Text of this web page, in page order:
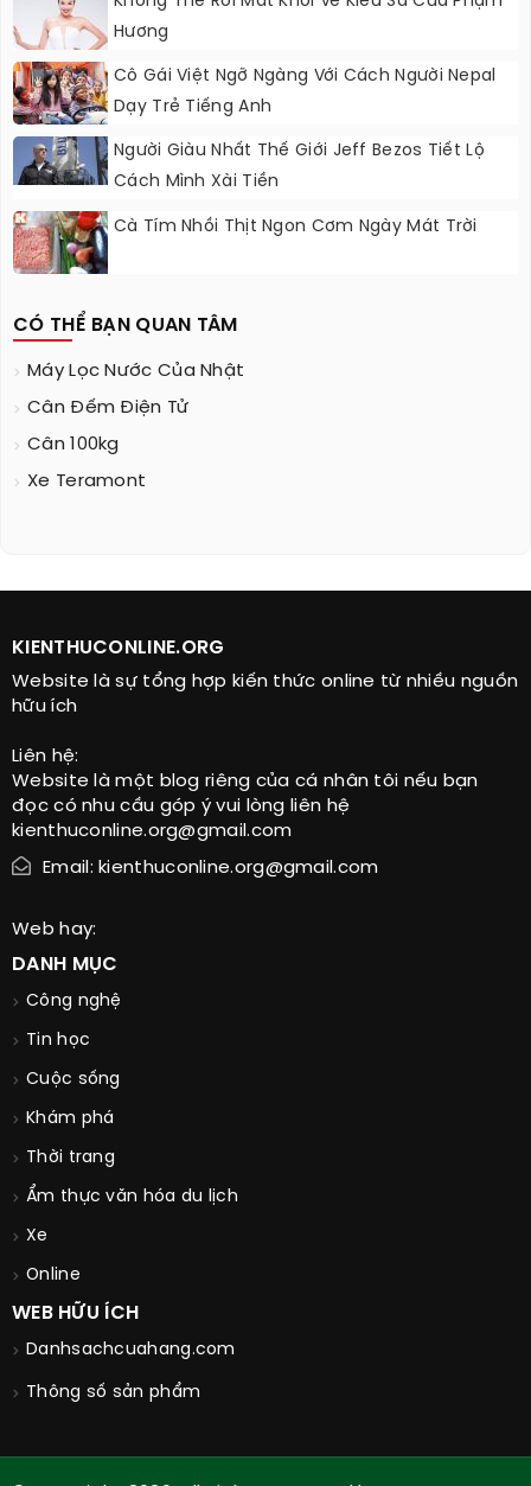
Hương
Cô Gái Việt Ngỡ Ngàng Với Cách Người Nepal
Dạy Trẻ Tiếng Anh
Người Giàu Nhất Thế Giới Jeff Bezos Tiết Lộ
Cách Mình Xài Tiền
Cà Tím Nhồi Thịt Ngon Cơm Ngày Mát Trời
CÓ THỂ BẠN QUAN TÂM
Máy Lọc Nước Của Nhật
Cân Đếm Điện Tử
Cân 100kg
Xe Teramont
KIENTHUCONLINE.ORG
Website là sự tổng hợp kiến thức online từ nhiều nguồn
hữu ích
Liên hệ:
Website là một blog riêng của cá nhân tôi nếu bạn
đọc có nhu cầu góp ý vui lòng liên hệ
kienthuconline.org@gmail.com
Email: kienthuconline.org@gmail.com
Web hay:
DANH MỤC
Công nghệ
Tin học
Cuộc sống
Khám phá
Thời trang
Ẩm thực văn hóa du lịch
Xe
Online
WEB HỮU ÍCH
Danhsachcuahang.com
Thông số sản phẩm